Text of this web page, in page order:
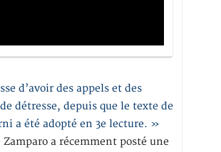
d’avoir des appels et des
détresse, depuis que le texte de
a été adopté en 3e lecture. »
Zamparo a récemment posté une